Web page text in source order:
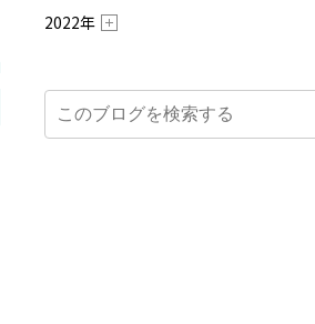
2022年